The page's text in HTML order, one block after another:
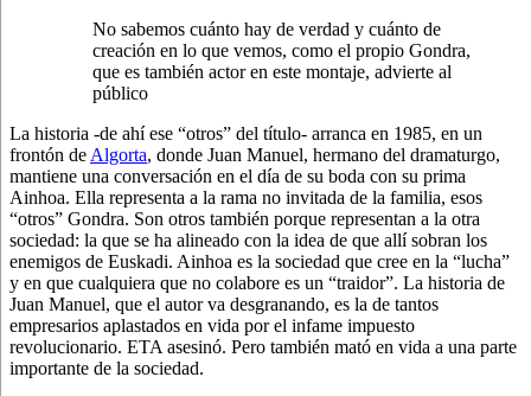
No sabemos cuánto hay de verdad y cuánto de
creación en lo que vemos, como el propio Gondra,
que es también actor en este montaje, advierte al
público
La historia -de ahí ese “otros” del título- arranca en 1985, en un
frontón de Algorta, donde Juan Manuel, hermano del dramaturgo,
mantiene una conversación en el día de su boda con su prima
Ainhoa. Ella representa a la rama no invitada de la familia, esos
“otros” Gondra. Son otros también porque representan a la otra
sociedad: la que se ha alineado con la idea de que allí sobran los
enemigos de Euskadi. Ainhoa es la sociedad que cree en la “lucha”
y en que cualquiera que no colabore es un “traidor”. La historia de
Juan Manuel, que el autor va desgranando, es la de tantos
empresarios aplastados en vida por el infame impuesto
revolucionario. ETA asesinó. Pero también mató en vida a una parte
importante de la sociedad.